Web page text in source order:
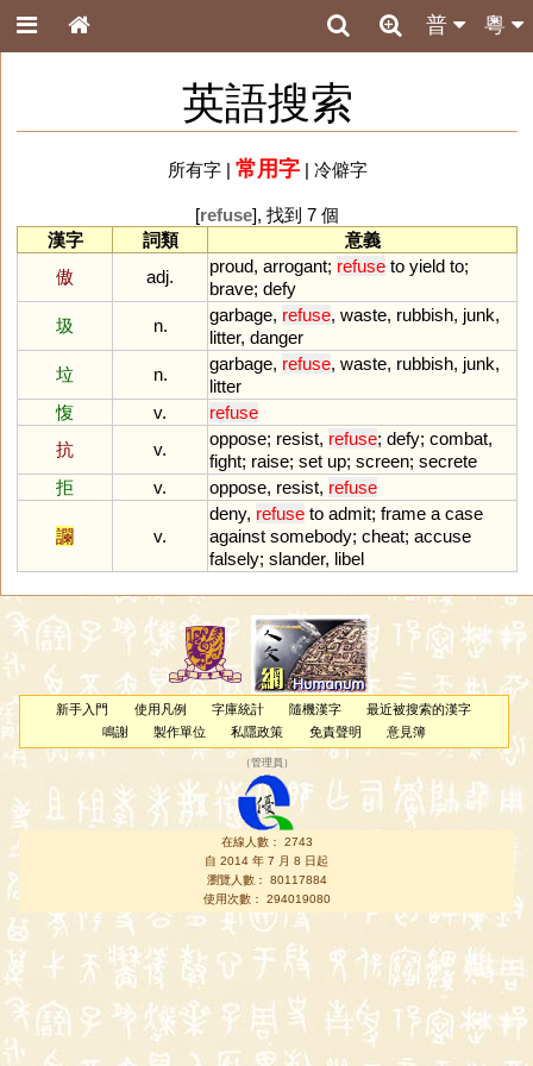
粵
普
英語搜索
所有字| 常用字| 冷僻字
[refuse], 找到 7 個
漢字
詞類
意義
傲
adj.
proud, arrogant; refuse to yield to;
brave; defy
圾
n.
garbage, refuse, waste, rubbish, junk,
litter, danger
垃
n.
garbage, refuse, waste, rubbish, junk,
litter
愎
v.
refuse
抗
v.
oppose; resist, refuse; defy; combat,
fight; raise; set up; screen; secrete
拒
v. oppose, resist, refuse
讕 v.
deny, refuse to admit; frame a case
against somebody; cheat; accuse
falsely; slander, libel
新手入門 使用凡例 字庫統計 隨機漢字
最近被搜索的漢字
鳴謝
製作單位 私隱政策 免責聲明 意見簿
（管理員 ）
在線人數： 2743
自 2014 年 7 月 8 日起
瀏覽人數： 80117884
使用次數： 294019080